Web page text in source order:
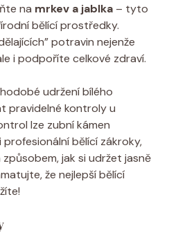
na mrkev a jablka – tyto
bělící prostředky.
potravin nejenže
i podpoříte celkové zdraví.
udržení bílého
pravidelné kontroly u
lze zubní kámen
bělící zákroky,
jak si udržet jasně
že nejlepší bělící